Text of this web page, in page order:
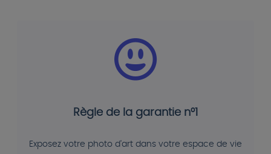
Règle de la garantie n°1
Exposez votre photo d'art dans votre espace de vie